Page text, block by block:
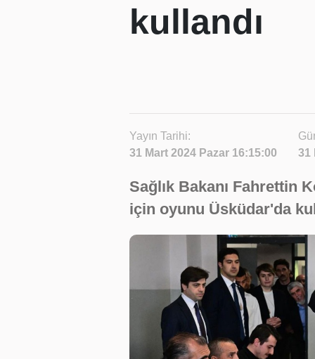
kullandı
Yayın Tarihi:
31 Mart 2024 Pazar 16:15:00
31
Sağlık Bakanı Fahrettin
için oyunu Üsküdar'da